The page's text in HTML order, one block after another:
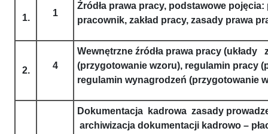
1. 1
Źródła prawa pracy, podstawowe
pracownik, zakład pracy, zasady prawa
2. 4
Wewnętrzne źródła prawa pracy
(przygotowanie wzoru), regulamin pracy
regulamin wynagrodzeń (przygotowanie
Dokumentacja kadrowa zasady
archiwizacja dokumentacji kadrowo –